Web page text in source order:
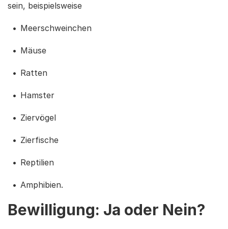
sein, beispielsweise
Meerschweinchen
Mäuse
Ratten
Hamster
Ziervögel
Zierfische
Reptilien
Amphibien.
Bewilligung: Ja oder Nein?